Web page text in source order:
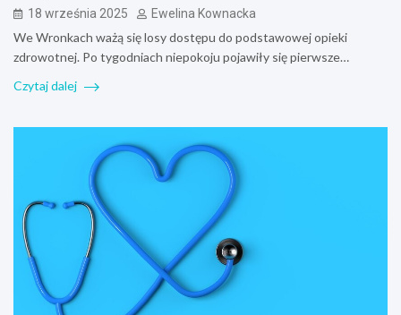
18 września 2025 Ewelina Kownacka
We Wronkach ważą się losy dostępu do podstawowej opieki
zdrowotnej. Po tygodniach niepokoju pojawiły się pierwsze…
Czytaj dalej